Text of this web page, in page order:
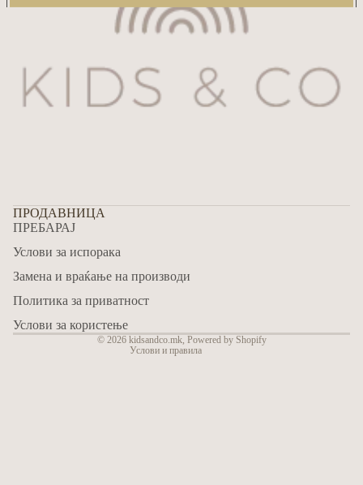
ПРОДАВНИЦА
ПРЕБАРАЈ
Услови за испорака
Замена и враќање на производи
Политика за приватност
Услови за користење
© 2026 kidsandco.mk, Powered by Shopify
Услови и правила
Privacy policy
Terms of service
Shipping policy
Contact information